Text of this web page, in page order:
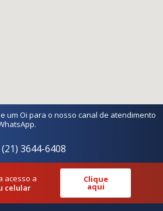
um Oi para o nosso canal de atendimento
(21) 3644-6408
acesso a
celular
Clique
aqui